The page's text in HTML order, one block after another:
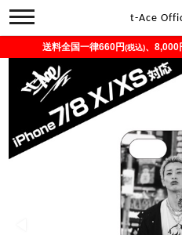
toggle
navigation
t-Ace
送料全国一律660円(税込)、8,000